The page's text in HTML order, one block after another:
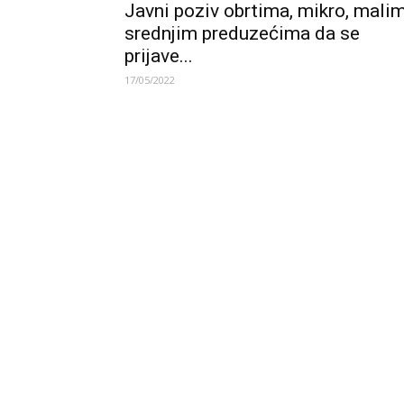
Javni poziv obrtima, mikro,
srednjim preduzećima da se
prijave...
17/05/2022